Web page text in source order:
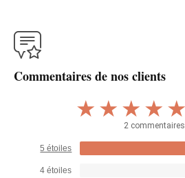
Commentaires de nos clients
2 commentaires
5 étoiles
4 étoiles